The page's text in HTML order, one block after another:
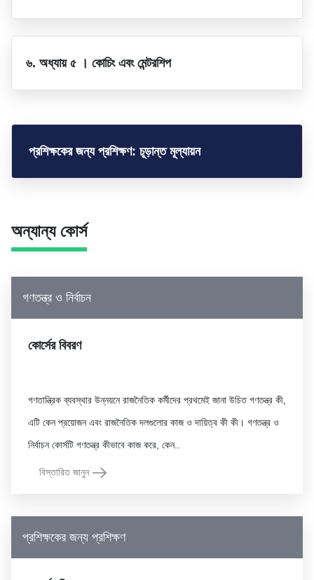
৬. অধ্যায় ৫ । কোচিং এবং মেন্টরশিপ
প্রশিক্ষকের জন্য প্রশিক্ষণ: চূড়ান্ত মূল্যায়ন
অন্যান্য কোর্স
গণতন্ত্র ও নির্বাচন
কোর্সের বিবরণ
গণতান্ত্রিক ব্যবস্থার উন্নয়নে রাজনৈতিক কর্মীদের প্রথমেই জানা উচিত গণতন্ত্র কী,
এটি কেন প্রয়োজন এবং রাজনৈতিক দলগুলোর কাজ ও দায়িত্ব কী কী। গণতন্ত্র ও
বিস্তারিত জানুন
প্রশিক্ষকের জন্য প্রশিক্ষণ